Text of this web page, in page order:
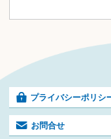
プライバシーポリシ
お問合せ